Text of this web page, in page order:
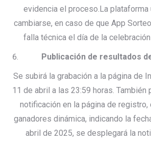
evidencia el proceso.La
cambiarse, en caso de que App
falla técnica el día de la
Publicación de resultados
Se subirá la grabación a la página de
11 de abril a las 23:59 horas. También
notificación en la página de registro,
ganadores dinámica, indicando la
abril de 2025, se desplegará la